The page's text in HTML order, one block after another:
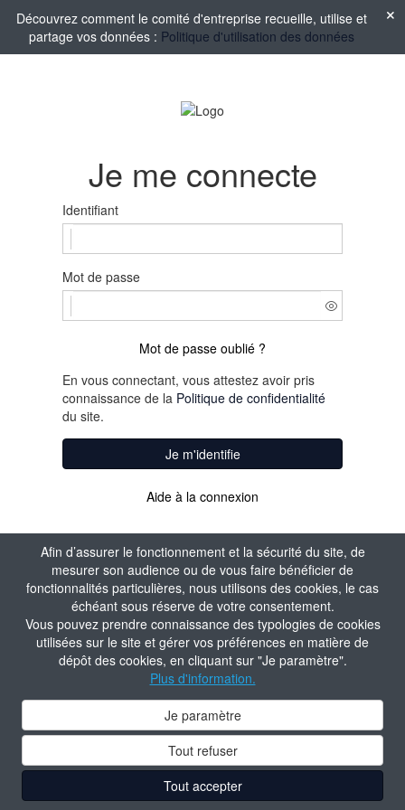
Afin d’assurer le fonctionnement et la sécurité du site, de
mesurer son audience ou de vous faire bénéficier de
fonctionnalités particulières, nous utilisons des cookies, le cas
échéant sous réserve de votre consentement.
Vous pouvez prendre connaissance des typologies de cookies
utilisées sur le site et gérer vos préférences en matière de
dépôt des cookies, en cliquant sur "Je paramètre".
Plus d'information.
Je paramètre
Tout refuser
Tout accepter
Découvrez comment le comité d'entreprise recueille, utilise et
partage vos données : Politique d'utilisation des données
Je me connecte
Identifiant
Mot de passe
Mot de passe oublié ?
En vous connectant, vous attestez avoir pris
connaissance de la Politique de confidentialité
du site.
Je m'identifie
Aide à la connexion